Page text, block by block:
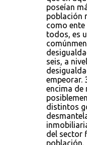
poseían
población
como
todos, es
seis, a
empeorar.
encima de
distintos
del sector
población.